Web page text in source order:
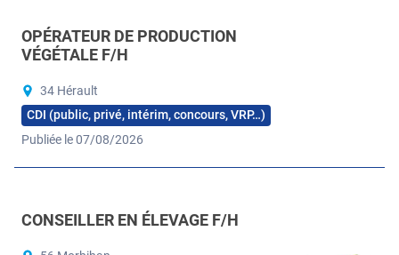
OPÉRATEUR DE PRODUCTION
VÉGÉTALE F/H
34 Hérault
CDI (public, privé, intérim, concours, VRP…)
Publiée le 07/08/2026
CONSEILLER EN ÉLEVAGE F/H